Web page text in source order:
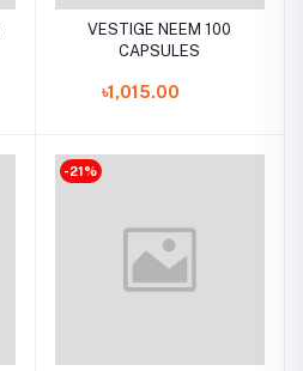
VESTIGE NEEM 100
CAPSULES
৳1,015.00
-21%